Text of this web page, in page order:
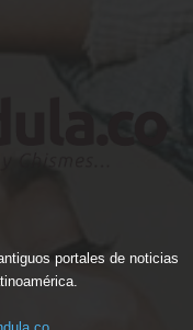
portales de noticias